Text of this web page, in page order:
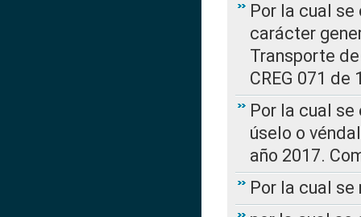
Por la cual
carácter
Transporte
CREG 071 de
Por la cual
úselo o
año 2017.
Por la cual se